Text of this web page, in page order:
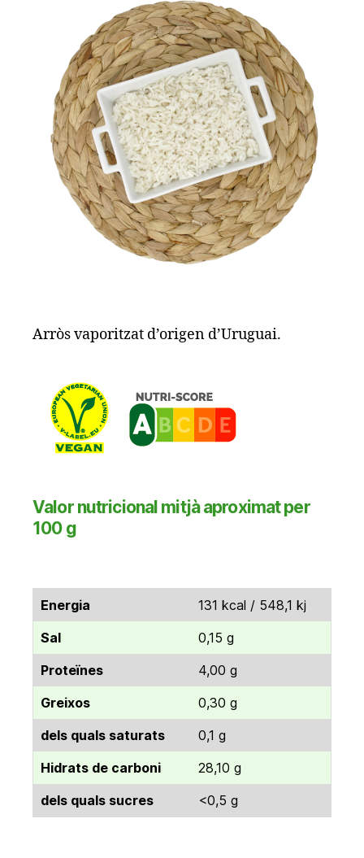
Arròs vaporitzat d’origen d’Uruguai.
Valor nutricional mitjà aproximat per
100 g
Energia
131 kcal / 548,1 kj
Sal
0,15 g
Proteïnes
4,00 g
Greixos
0,30 g
dels quals saturats
0,1 g
Hidrats de carboni
28,10 g
dels quals sucres
<0,5 g